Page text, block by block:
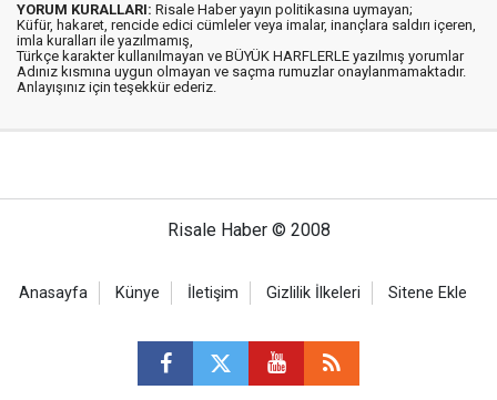
YORUM KURALLARI: Risale Haber yayın politikasına uymayan;
Küfür, hakaret, rencide edici cümleler veya imalar, inançlara saldırı içeren,
imla kuralları ile yazılmamış,
Türkçe karakter kullanılmayan ve BÜYÜK HARFLERLE yazılmış yorumlar
Adınız kısmına uygun olmayan ve saçma rumuzlar onaylanmamaktadır.
Anlayışınız için teşekkür ederiz.
Risale Haber © 2008
Anasayfa Künye İletişim Gizlilik İlkeleri Sitene Ekle